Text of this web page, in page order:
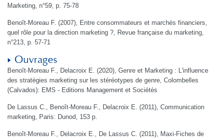
Marketing, n°59, p. 75-78
Benoît-Moreau F. (2007), Entre consommateurs et marchés financiers,
quel rôle pour la direction marketing ?, Revue française du marketing,
n°213, p. 57-71
Ouvrages
Benoît-Moreau F., Delacroix E. (2020), Genre et Marketing : L'influence
des stratégies marketing sur les stéréotypes de genre, Colombelles
(Calvados): EMS - Editions Management et Sociétés
De Lassus C., Benoît-Moreau F., Delacroix E. (2011), Communication
marketing, Paris: Dunod, 153 p.
Benoît-Moreau F., Delacroix E., De Lassus C. (2011), Maxi-Fiches de